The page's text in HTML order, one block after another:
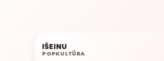
07:16
IŠEINU
POPKULTŪRA